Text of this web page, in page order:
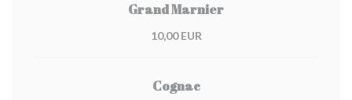
Grand Marnier
10,00 EUR
Cognac